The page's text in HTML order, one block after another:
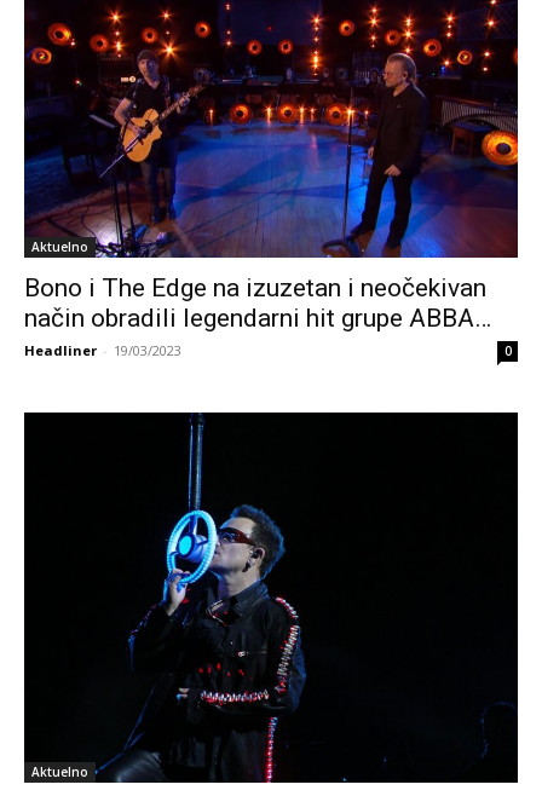
Aktuelno
Bono i The Edge na izuzetan i neočekivan
način obradili legendarni hit grupe ABBA…
Headliner - 19/03/2023 0
Aktuelno